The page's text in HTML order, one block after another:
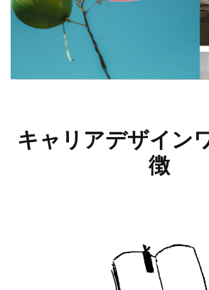
キャリアデザイン
徴